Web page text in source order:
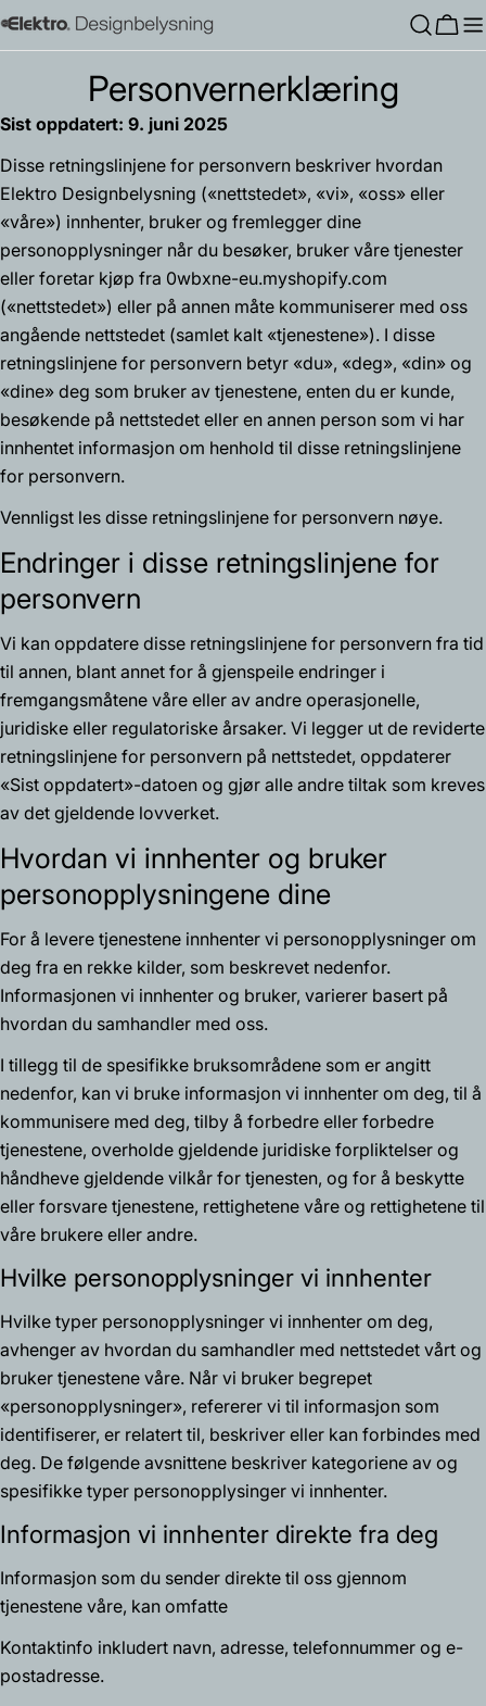
Hopp
Personvernerklæring
Sist oppdatert: 9. juni 2025
Disse retningslinjene for personvern beskriver hvordan
Elektro Designbelysning («nettstedet», «vi», «oss» eller
«våre») innhenter, bruker og fremlegger dine
personopplysninger når du besøker, bruker våre tjenester
eller foretar kjøp fra 0wbxne-eu.myshopify.com
(«nettstedet») eller på annen måte kommuniserer med oss
angående nettstedet (samlet kalt «tjenestene»). I disse
retningslinjene for personvern betyr «du», «deg», «din» og
«dine» deg som bruker av tjenestene, enten du er kunde,
besøkende på nettstedet eller en annen person som vi har
innhentet informasjon om henhold til disse retningslinjene
for personvern.
Vennligst les disse retningslinjene for personvern nøye.
Endringer i disse retningslinjene for
personvern
Vi kan oppdatere disse retningslinjene for personvern fra tid
til annen, blant annet for å gjenspeile endringer i
fremgangsmåtene våre eller av andre operasjonelle,
juridiske eller regulatoriske årsaker. Vi legger ut de reviderte
retningslinjene for personvern på nettstedet, oppdaterer
«Sist oppdatert»-datoen og gjør alle andre tiltak som kreves
av det gjeldende lovverket.
Hvordan vi innhenter og bruker
personopplysningene dine
For å levere tjenestene innhenter vi personopplysninger om
deg fra en rekke kilder, som beskrevet nedenfor.
Informasjonen vi innhenter og bruker, varierer basert på
hvordan du samhandler med oss.
I tillegg til de spesifikke bruksområdene som er angitt
nedenfor, kan vi bruke informasjon vi innhenter om deg, til å
kommunisere med deg, tilby å forbedre eller forbedre
tjenestene, overholde gjeldende juridiske forpliktelser og
håndheve gjeldende vilkår for tjenesten, og for å beskytte
eller forsvare tjenestene, rettighetene våre og rettighetene til
våre brukere eller andre.
Hvilke personopplysninger vi innhenter
Hvilke typer personopplysninger vi innhenter om deg,
avhenger av hvordan du samhandler med nettstedet vårt og
bruker tjenestene våre. Når vi bruker begrepet
«personopplysninger», refererer vi til informasjon som
identifiserer, er relatert til, beskriver eller kan forbindes med
deg. De følgende avsnittene beskriver kategoriene av og
spesifikke typer personopplysinger vi innhenter.
Informasjon vi innhenter direkte fra deg
Informasjon som du sender direkte til oss gjennom
tjenestene våre, kan omfatte
Kontaktinfo inkludert navn, adresse, telefonnummer og e-
postadresse.